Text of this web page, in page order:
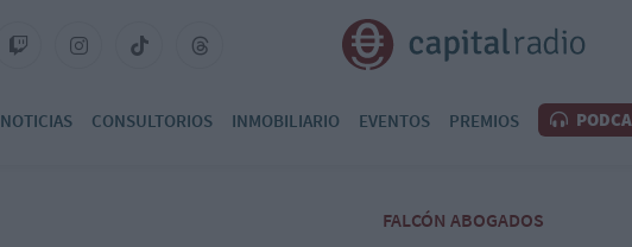
NOTICIAS CONSULTORIOS INMOBILIARIO EVENTOS PREMIOS
FALCÓN ABOGADOS